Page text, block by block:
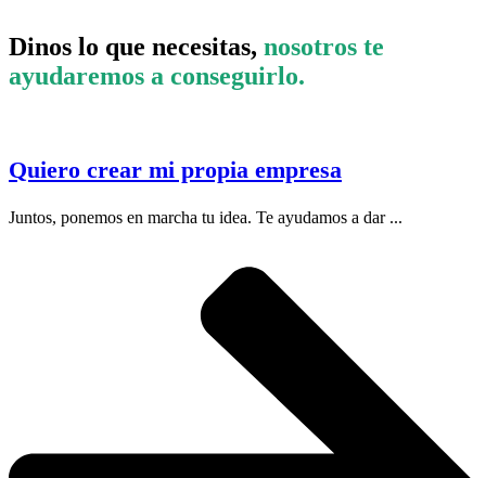
Dinos lo que necesitas, nosotros te
ayudaremos a conseguirlo.
Quiero crear mi propia empresa
Juntos, ponemos en marcha tu idea. Te ayudamos a dar ...